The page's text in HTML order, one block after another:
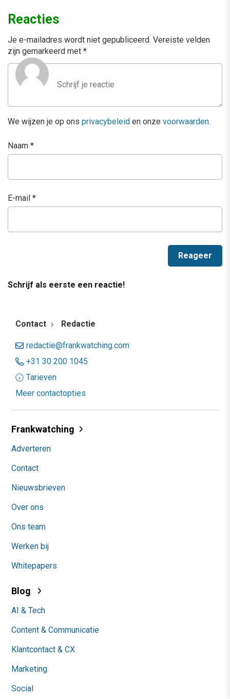
Reacties
Je e-mailadres wordt niet gepubliceerd. Vereiste velden
zijn gemarkeerd met *
We wijzen je op ons privacybeleid en onze voorwaarden.
Naam *
E-mail *
Schrijf als eerste een reactie!
Contact Redactie
redactie@frankwatching.com
+31 30 200 1045
Tarieven
Meer contactopties
Frankwatching
Adverteren
Contact
Nieuwsbrieven
Over ons
Ons team
Werken bij
Whitepapers
Blog
AI & Tech
Content & Communicatie
Klantcontact & CX
Marketing
Social